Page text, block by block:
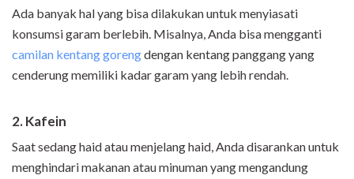
Ada banyak hal yang bisa dilakukan untuk menyiasati
konsumsi garam berlebih. Misalnya, Anda bisa mengganti
camilan kentang gorengdengan kentang panggang yang
cenderung memiliki kadar garam yang lebih rendah.
2. Kafein
Saat sedang haid atau menjelang haid, Anda disarankan untuk
menghindari makanan atau minuman yang mengandung